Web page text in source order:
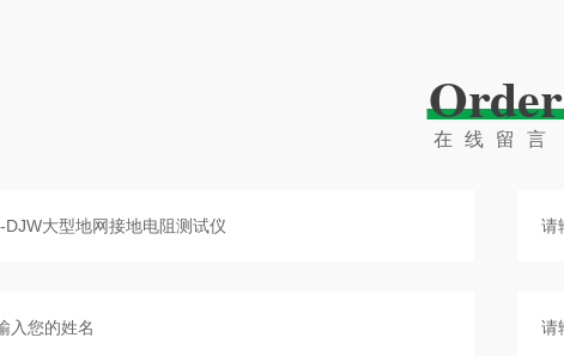
Order
在线留言